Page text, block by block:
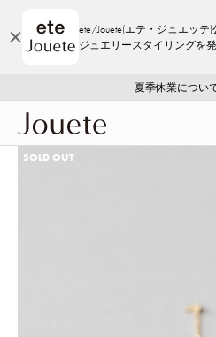
ete/Jouete(エテ・ジュエッ
ジュエリースタイリングを発
採用のご
ご注文いただいたお品物
夏季休業につい
WEB LIMITED
採用のご
ご注文いただいたお品物
SOLD OUT